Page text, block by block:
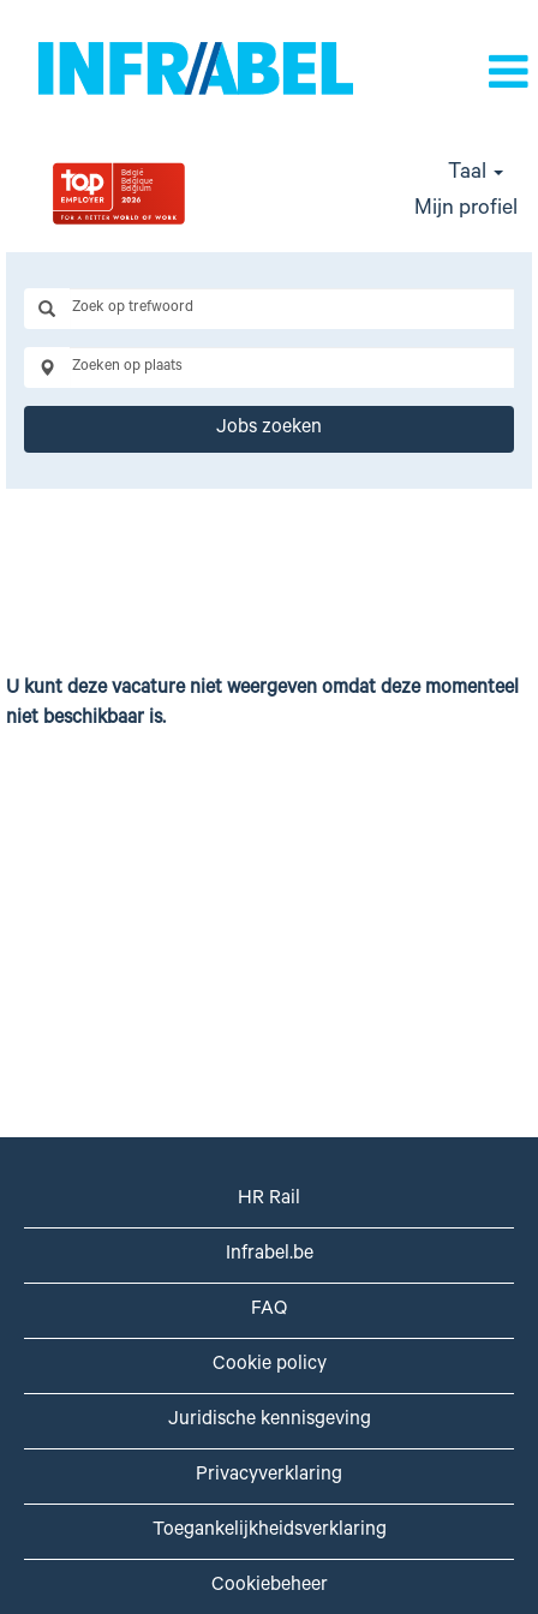
Taal
Mijn profiel
Jobs zoeken
U kunt deze vacature niet weergeven omdat deze momenteel
niet beschikbaar is.
HR Rail
Infrabel.be
FAQ
Cookie policy
Juridische kennisgeving
Privacyverklaring
Toegankelijkheidsverklaring
Cookiebeheer